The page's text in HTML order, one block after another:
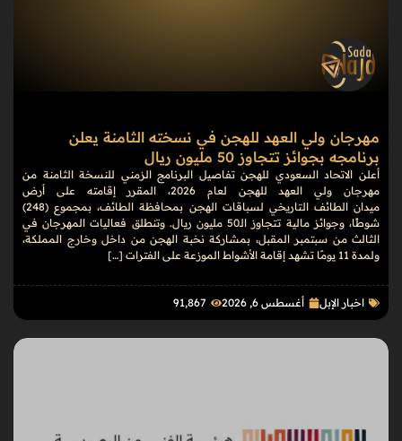
مهرجان ولي العهد للهجن في نسخته الثامنة يعلن
برنامجه بجوائز تتجاوز 50 مليون ريال
أعلن الاتحاد السعودي للهجن تفاصيل البرنامج الزمني للنسخة الثامنة من
مهرجان ولي العهد للهجن لعام 2026، المقرر إقامته على أرض
ميدان الطائف التاريخي لسباقات الهجن بمحافظة الطائف، بمجموع (248)
شوطًا، وجوائز مالية تتجاوز الـ50 مليون ريال. وتنطلق فعاليات المهرجان في
الثالث من سبتمبر المقبل، بمشاركة نخبة الهجن من داخل وخارج المملكة،
ولمدة 11 يومًا تشهد إقامة الأشواط الموزعة على الفترات […]
اخبار الإبل أغسطس 6, 2026 91٬867